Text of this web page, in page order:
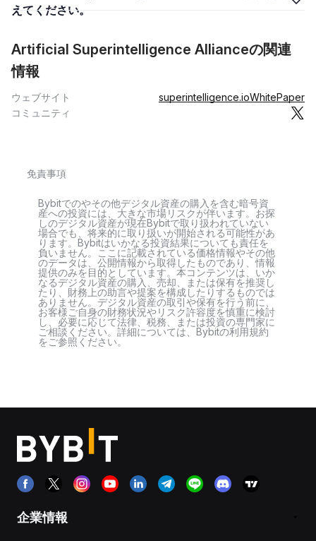
えてください。
Artificial Superintelligence Allianceの関連
情報
ウェブサイト superintelligence.ioWhitePaper
コミュニティ
免責事項
Bybitでのやその他デジタル資産の購入を含む暗号資
産への投資には、大きな市場リスクが伴います。お探
しのデジタル資産が現在Bybitで取り扱われていない
場合でも、将来的に取り扱いが開始される可能性があ
ります。Bybitはいかなる投資結果についても責任を
負いません。ここに記載されている価格情報やその他
のデータは、公開情報から取得したものであり、情報
提供のみを目的としています。本コンテンツは、いか
なるデジタル資産の購入、売却、または保有を推奨し
たり、財務上の助言や提案を構成したりするものでは
ありません。デジタル資産の取引や保有を行う前に、
お客様ご自身の財務状況やリスク許容度を慎重に検討
し、必要に応じて法律、税務、または投資の専門家に
ご相談ください。詳細については、Bybitの利用規約
をご参照ください。
企業情報